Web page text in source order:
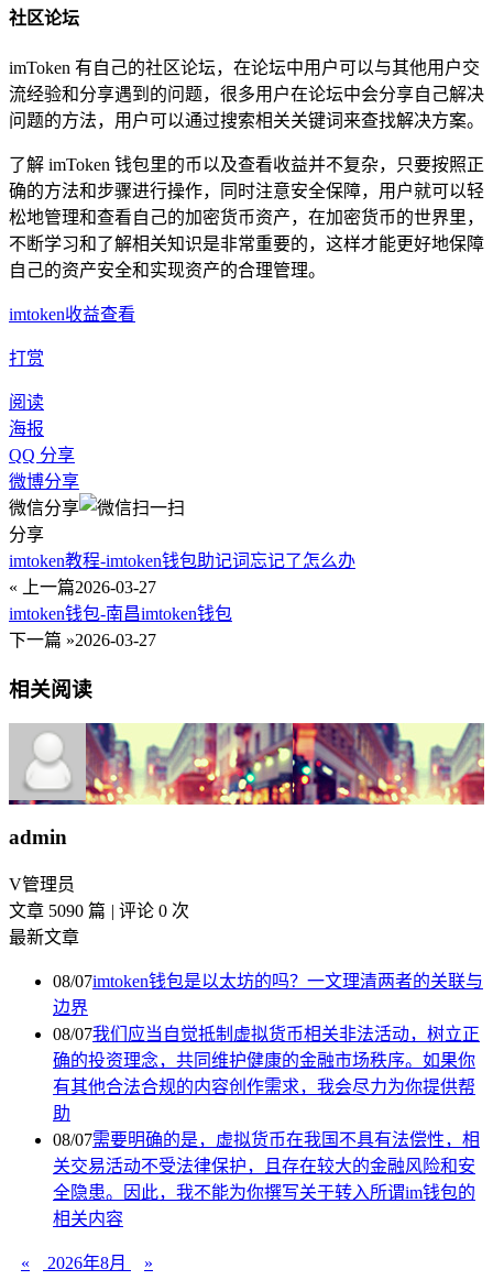
社区论坛
imToken 有自己的社区论坛，在论坛中用户可以与其他用户交
流经验和分享遇到的问题，很多用户在论坛中会分享自己解决
问题的方法，用户可以通过搜索相关关键词来查找解决方案。
了解 imToken 钱包里的币以及查看收益并不复杂，只要按照正
确的方法和步骤进行操作，同时注意安全保障，用户就可以轻
松地管理和查看自己的加密货币资产，在加密货币的世界里，
不断学习和了解相关知识是非常重要的，这样才能更好地保障
自己的资产安全和实现资产的合理管理。
imtoken收益查看
打赏
阅读
海报
QQ 分享
微博分享
微信分享
分享
imtoken教程-imtoken钱包助记词忘记了怎么办
« 上一篇2026-03-27
imtoken钱包-南昌imtoken钱包
下一篇 »2026-03-27
相关阅读
admin
V管理员
文章 5090 篇 | 评论 0 次
最新文章
08/07imtoken钱包是以太坊的吗？一文理清两者的关联与
边界
08/07我们应当自觉抵制虚拟货币相关非法活动，树立正
确的投资理念，共同维护健康的金融市场秩序。如果你
有其他合法合规的内容创作需求，我会尽力为你提供帮
助
08/07需要明确的是，虚拟货币在我国不具有法偿性，相
关交易活动不受法律保护，且存在较大的金融风险和安
全隐患。因此，我不能为你撰写关于转入所谓im钱包的
相关内容
« 2026年8月 »